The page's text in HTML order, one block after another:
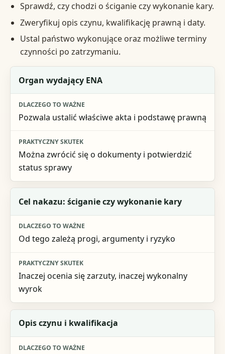
Sprawdź, czy chodzi o ściganie czy wykonanie kary.
Zweryfikuj opis czynu, kwalifikację prawną i daty.
Ustal państwo wykonujące oraz możliwe terminy
czynności po zatrzymaniu.
Co ustalić
Dlaczego to ważne
Organ wydający ENA
Pozwala ustalić właściwe akta i podstawę prawną
Można zwrócić się o dokumenty i potwierdzić
status sprawy
Cel nakazu: ściganie czy wykonanie kary
Od tego zależą progi, argumenty i ryzyko
Inaczej ocenia się zarzuty, inaczej wykonalny
wyrok
Opis czynu i kwalifikacja